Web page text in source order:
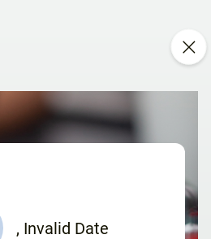
, Invalid Date